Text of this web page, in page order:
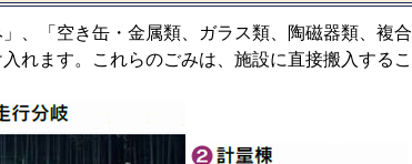
、「空き缶・金属類、ガラス類、陶磁器類、複合
れます。これらのごみは、施設に直接搬入するこ